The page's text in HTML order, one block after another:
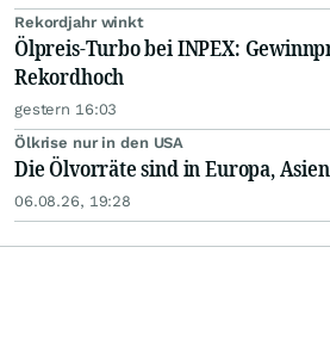
Rekordjahr winkt
Ölpreis-Turbo bei INPEX:
Rekordhoch
gestern 16:03
Ölkrise nur in den USA
Die Ölvorräte sind in Europa,
06.08.26, 19:28